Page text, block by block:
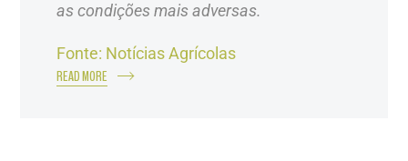
as condições mais adversas.
Fonte: Notícias Agrícolas
READ MORE